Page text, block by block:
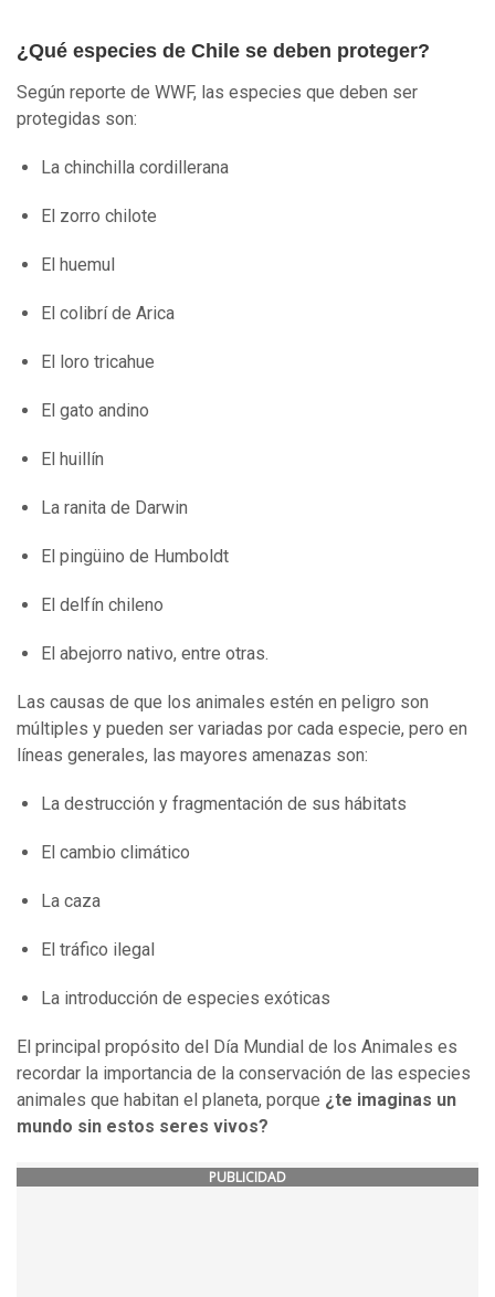
¿Qué especies de Chile se deben proteger?
Según reporte de WWF, las especies que deben ser
protegidas son:
La chinchilla cordillerana
El zorro chilote
El huemul
El colibrí de Arica
El loro tricahue
El gato andino
El huillín
La ranita de Darwin
El pingüino de Humboldt
El delfín chileno
El abejorro nativo, entre otras.
Las causas de que los animales estén en peligro son
múltiples y pueden ser variadas por cada especie, pero en
líneas generales, las mayores amenazas son:
La destrucción y fragmentación de sus hábitats
El cambio climático
La caza
El tráfico ilegal
La introducción de especies exóticas
El principal propósito del Día Mundial de los Animales es
recordar la importancia de la conservación de las especies
animales que habitan el planeta, porque ¿te imaginas un
mundo sin estos seres vivos?
PUBLICIDAD